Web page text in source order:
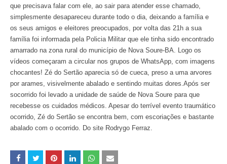
que precisava falar com ele, ao sair para atender esse chamado,
simplesmente desapareceu durante todo o dia, deixando a família e
os seus amigos e eleitores preocupados, por volta das 21h a sua
família foi informada pela Policia Militar que ele tinha sido encontrado
amarrado na zona rural do município de Nova Soure-BA. Logo os
vídeos começaram a circular nos grupos de WhatsApp, com imagens
chocantes! Zé do Sertão aparecia só de cueca, preso a uma arvores
por arames, visivelmente abalado e sentindo muitas dores.Após ser
socorrido foi levado a unidade de saúde de Nova Soure para que
recebesse os cuidados médicos. Apesar do terrível evento traumático
ocorrido, Zé do Sertão se encontra bem, com escoriações e bastante
abalado com o ocorrido. Do site Rodrygo Ferraz.